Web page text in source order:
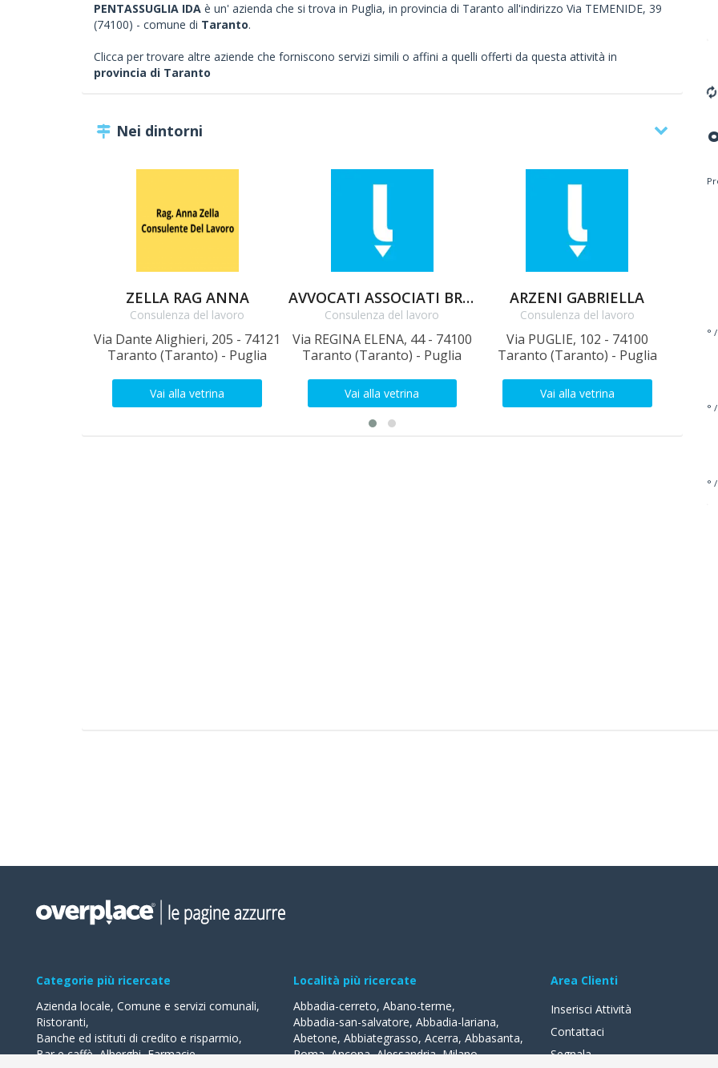
PENTASSUGLIA IDA è un' azienda che si trova in Puglia, in provincia di Taranto all'indirizzo Via TEMENIDE, 39
(74100) - comune di Taranto.
Clicca per trovare altre aziende che forniscono servizi simili o affini a quelli offerti da questa attività in
provincia di Taranto
Nei dintorni
ZELLA RAG ANNA
Consulenza del lavoro
Via Dante Alighieri, 205 - 74121
Taranto (Taranto) - Puglia
Vai alla vetrina
AVVOCATI ASSOCIATI BRUNO E ROBERTO BUONFRATE
Consulenza del lavoro
Via REGINA ELENA, 44 - 74100
Taranto (Taranto) - Puglia
Vai alla vetrina
ARZENI GABRIELLA
Consulenza del lavoro
Via PUGLIE, 102 - 74100
Taranto (Taranto) - Puglia
Vai alla vetrina
Via°
°
°
Categorie più ricercate
Azienda locale, Comune e servizi comunali,
Ristoranti,
Banche ed istituti di credito e risparmio,
Bar e caffè,Alberghi,Farmacie,
Località più ricercate
Abbadia-cerreto, Abano-terme,
Abbadia-san-salvatore, Abbadia-lariana,
Abetone, Abbiategrasso, Acerra, Abbasanta,
Roma,Ancona,Alessandria,Milano,
Area Clienti
Inserisci Attività
Contattaci
Segnala